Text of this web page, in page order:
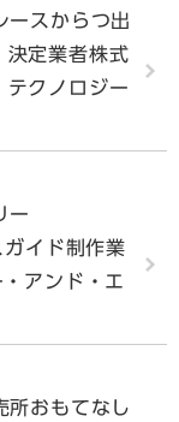
ースからつ出
決定業者株式
テクノロジー
ー
イド制作業
アンド・エ
所おもてなし